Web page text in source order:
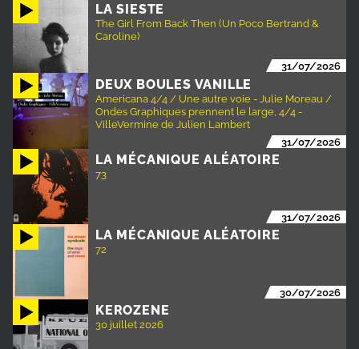
LA SIESTE
The Girl From Back Then (Un Poco Bertrand &
Caroline)
31/07/2026
DEUX BOULES VANILLE
Americana 4/4 / Une autre voie - Julie Moreau /
Ondes Graphiques prennent le large, 4/4 -
VilleVermine de Julien Lambert
31/07/2026
LA MÉCANIQUE ALÉATOIRE
73
31/07/2026
LA MÉCANIQUE ALÉATOIRE
72
30/07/2026
KEROZENE
30 juillet 2026